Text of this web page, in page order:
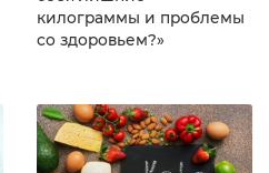
килограммы и проблемы
со здоровьем?»